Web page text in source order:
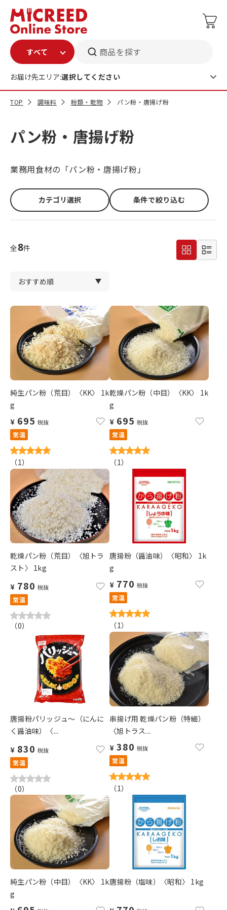
商品を探す
お届け先エリア:選択してください
TOP 調味料 粉類・乾物 パン粉・唐揚げ粉
パン粉・唐揚げ粉
業務用食材の「パン粉・唐揚げ粉」
カテゴリ選択 条件で絞り込む
全8件
純生パン粉（荒目）〈KK〉 1k
g
¥ 695 税抜
常温
（1）
乾燥パン粉（中目）〈KK〉 1k
g
¥ 695 税抜
常温
（1）
乾燥パン粉（荒目）〈旭トラ
スト〉 1kg
¥ 780 税抜
常温
（0）
唐揚粉（醤油味）〈昭和〉 1k
g
¥ 770 税抜
常温
（1）
唐揚粉パリッジュ～（にんに
く醤油味）〈...
¥ 830 税抜
常温
（0）
串揚げ用 乾燥パン粉（特細）
〈旭トラス...
¥ 380 税抜
常温
（1）
純生パン粉（中目）〈KK〉 1k
g
唐揚粉（塩味）〈昭和〉 1kg